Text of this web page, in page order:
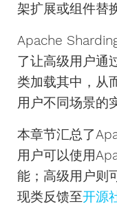
架扩展或组件替
Apache
了让高级用户通
类加载其中，从
用户不同场景的
本章节汇总了
用户可以使用
能；高级用户则
现类反馈至开源